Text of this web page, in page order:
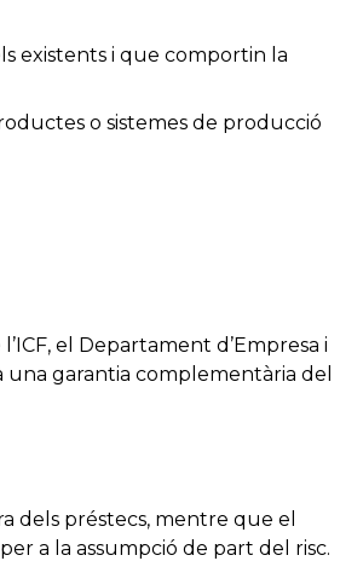
existents i que comportin la
o sistemes de producció
el Departament d’Empresa i
una garantia complementària del
dels préstecs, mentre que el
a la assumpció de part del risc.